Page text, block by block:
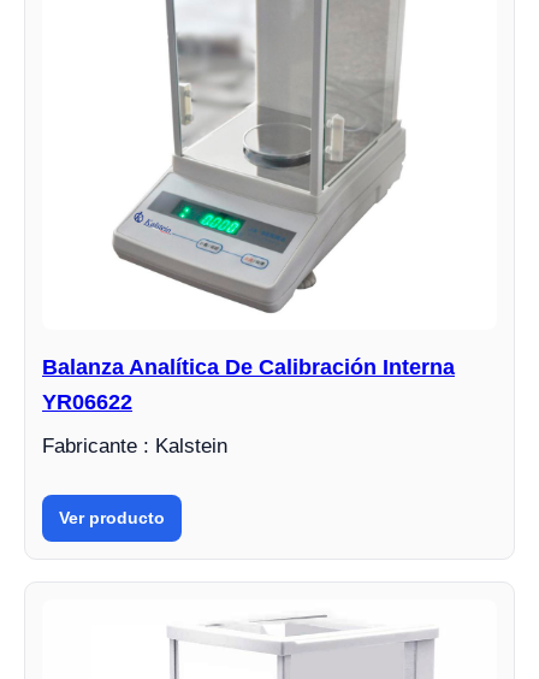
Balanza Analítica De Calibración Interna
YR06622
Fabricante : Kalstein
Ver producto